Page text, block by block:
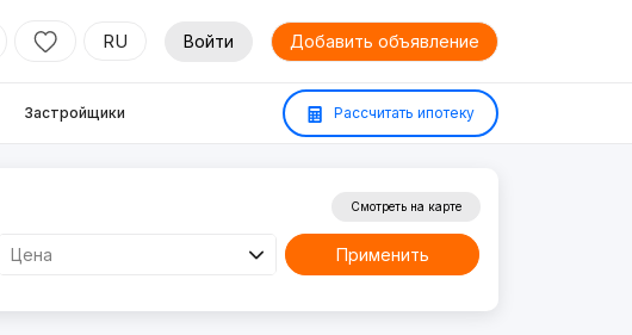
RU Войти Добавить объявление
Застройщики Рассчитать ипотеку
Цена
Смотреть на карте
Применить